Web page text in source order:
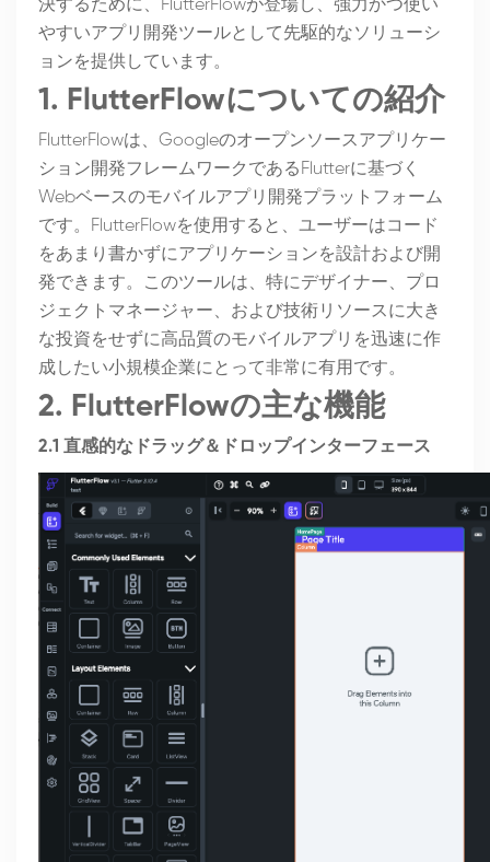
決するために、FlutterFlowが登場し、強力かつ使い
やすいアプリ開発ツールとして先駆的なソリューシ
ョンを提供しています。
1. FlutterFlowについての紹介
FlutterFlowは、Googleのオープンソースアプリケー
ション開発フレームワークであるFlutterに基づく
Webベースのモバイルアプリ開発プラットフォーム
です。FlutterFlowを使用すると、ユーザーはコード
をあまり書かずにアプリケーションを設計および開
発できます。このツールは、特にデザイナー、プロ
ジェクトマネージャー、および技術リソースに大き
な投資をせずに高品質のモバイルアプリを迅速に作
成したい小規模企業にとって非常に有用です。
2. FlutterFlowの主な機能
2.1 直感的なドラッグ＆ドロップインターフェース